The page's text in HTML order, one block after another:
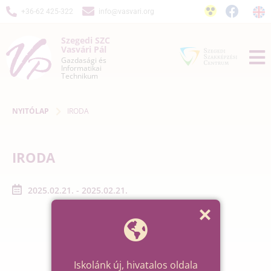
+36-62 425-322 info@vasvari.org
Szegedi SZC
Vasvári Pál
Gazdasági és
Informatikai
Technikum
NYITÓLAP IRODA
IRODA
2025.02.21. - 2025.02.21.
Iskolánk új, hivatalos oldala